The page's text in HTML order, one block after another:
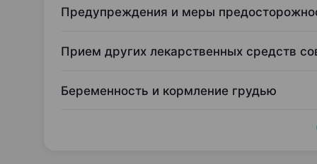
Предупреждения и меры
Прием других лекарственных средств
Беременность и кормление грудью